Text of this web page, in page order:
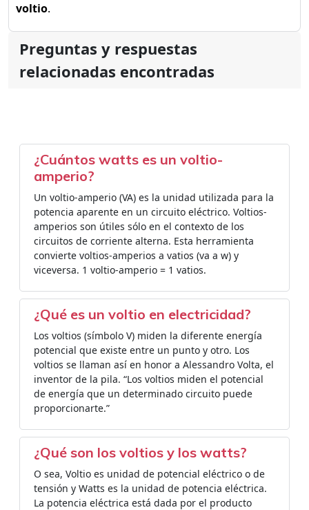
voltio.
Preguntas y respuestas
relacionadas encontradas
¿Cuántos watts es un voltio-
amperio?
Un voltio-amperio (VA) es la unidad utilizada para la
potencia aparente en un circuito eléctrico. Voltios-
amperios son útiles sólo en el contexto de los
circuitos de corriente alterna. Esta herramienta
convierte voltios-amperios a vatios (va a w) y
viceversa. 1 voltio-amperio = 1 vatios.
¿Qué es un voltio en electricidad?
Los voltios (símbolo V) miden la diferente energía
potencial que existe entre un punto y otro. Los
voltios se llaman así en honor a Alessandro Volta, el
inventor de la pila. “Los voltios miden el potencial
de energía que un determinado circuito puede
proporcionarte.”
¿Qué son los voltios y los watts?
O sea, Voltio es unidad de potencial eléctrico o de
tensión y Watts es la unidad de potencia eléctrica.
La potencia eléctrica está dada por el producto